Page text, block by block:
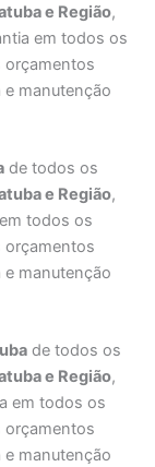
e Região,
em todos os
orçamentos
manutenção
de todos os
e Região,
todos os
orçamentos
manutenção
de todos os
e Região,
em todos os
orçamentos
manutenção